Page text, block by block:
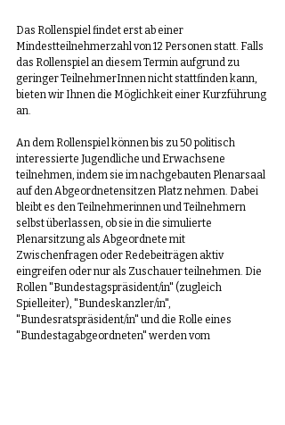
Das Rollenspiel findet erst ab einer
Mindestteilnehmerzahl von 12 Personen statt. Falls
das Rollenspiel an diesem Termin aufgrund zu
geringer TeilnehmerInnen nicht stattfinden kann,
bieten wir Ihnen die Möglichkeit einer Kurzführung
an.
An dem Rollenspiel können bis zu 50 politisch
interessierte Jugendliche und Erwachsene
teilnehmen, indem sie im nachgebauten Plenarsaal
auf den Abgeordnetensitzen Platz nehmen. Dabei
bleibt es den Teilnehmerinnen und Teilnehmern
selbst überlassen, ob sie in die simulierte
Plenarsitzung als Abgeordnete mit
Zwischenfragen oder Redebeiträgen aktiv
eingreifen oder nur als Zuschauer teilnehmen. Die
Rollen "Bundestagspräsident/in" (zugleich
Spielleiter), "Bundeskanzler/in",
"Bundesratspräsident/in" und die Rolle eines
"Bundestagabgeordneten" werden vom